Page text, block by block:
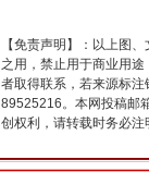
【免责声明】：以上图
之用，禁止用于商业用
者取得联系，若来源标
89525216。本网投稿邮
创权利，请转载时务必注
在谋一域